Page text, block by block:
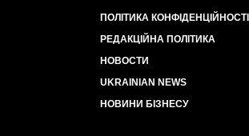
ПОЛІТИКА КОНФІДЕНЦІЙНОСТІ
РЕДАКЦІЙНА ПОЛІТИКА
НОВОСТИ
UKRAINIAN NEWS
НОВИНИ БІЗНЕСУ